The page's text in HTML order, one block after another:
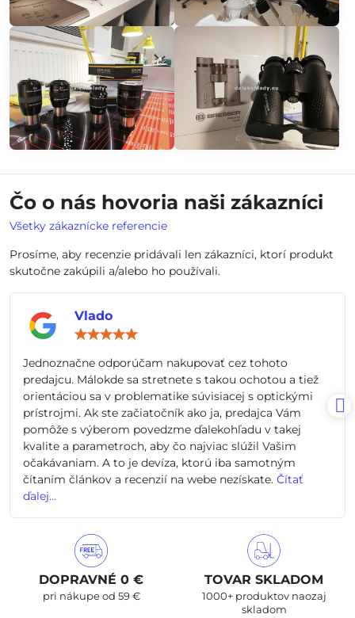
Čo o nás hovoria naši zákazníci
Všetky zákaznícke referencie
Prosíme, aby recenzie pridávali len zákazníci, ktorí produkt
skutočne zakúpili a/alebo ho používali.
Vlado
5
Jednoznačne odporúčam nakupovať cez tohoto
predajcu. Málokde sa stretnete s takou ochotou a tiež
orientáciou sa v problematike súvisiacej s optickými
prístrojmi. Ak ste začiatočník ako ja, predajca Vám
pomôže s výberom povedzme ďalekohľadu v takej
kvalite a parametroch, aby čo najviac slúžil Vašim
očakávaniam. A to je devíza, ktorú iba samotným
čítaním článkov a recenzií na webe nezískate. Čítať
ďalej...
DOPRAVNÉ 0 €
pri nákupe od 59 €
TOVAR SKLADOM
1000+ produktov naozaj
skladom